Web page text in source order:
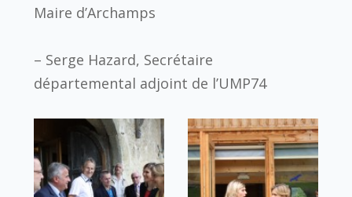
Maire d’Archamps
– Serge Hazard, Secrétaire
départemental adjoint de l’UMP74